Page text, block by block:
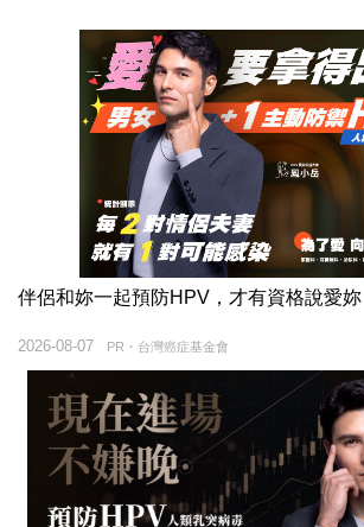
伴侶和妳一起預防HPV，才有資格說愛妳
PR・台灣癌症基金會
2026-08-07